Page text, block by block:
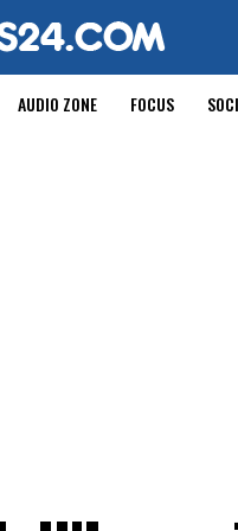
AUDIO ZONE FOCUS